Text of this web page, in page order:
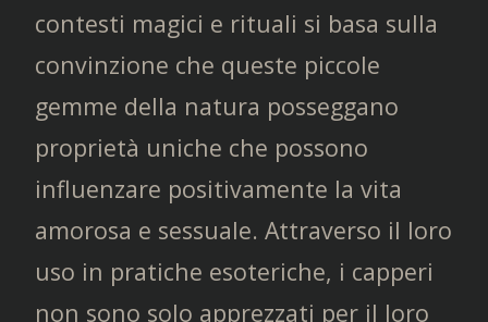
contesti magici e rituali si basa sulla
convinzione che queste piccole
gemme della natura posseggano
proprietà uniche che possono
influenzare positivamente la vita
amorosa e sessuale. Attraverso il loro
uso in pratiche esoteriche, i capperi
non sono solo apprezzati per il loro